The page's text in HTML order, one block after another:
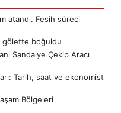
atandı. Fesih süreci
gölette boğuldu
Sandalye Çekip Aracı
Tarih, saat ve ekonomist
Bölgeleri